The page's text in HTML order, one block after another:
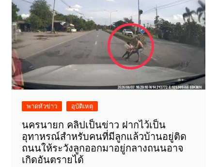
พาดหัวข่าว อุบัติเหตุ
นครนายก คลิปเป็นข่าว ฝากไว้เป็น
อุทาหรณ์สำหรับคนที่มีลูกแล้วบ้านอยู่ติด
ถนนให้ระวังลูกออกมาอยู่กลางถนนอาจ
เกิดอันตรายได้